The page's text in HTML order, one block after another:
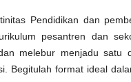
Pendidikan dan
pesantren dan
melebur menjadu satu
. Begitulah format ideal